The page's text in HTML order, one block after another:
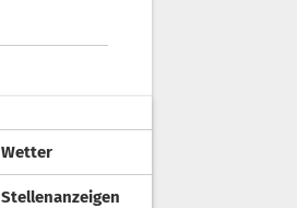
Wetter
Stellenanzeigen